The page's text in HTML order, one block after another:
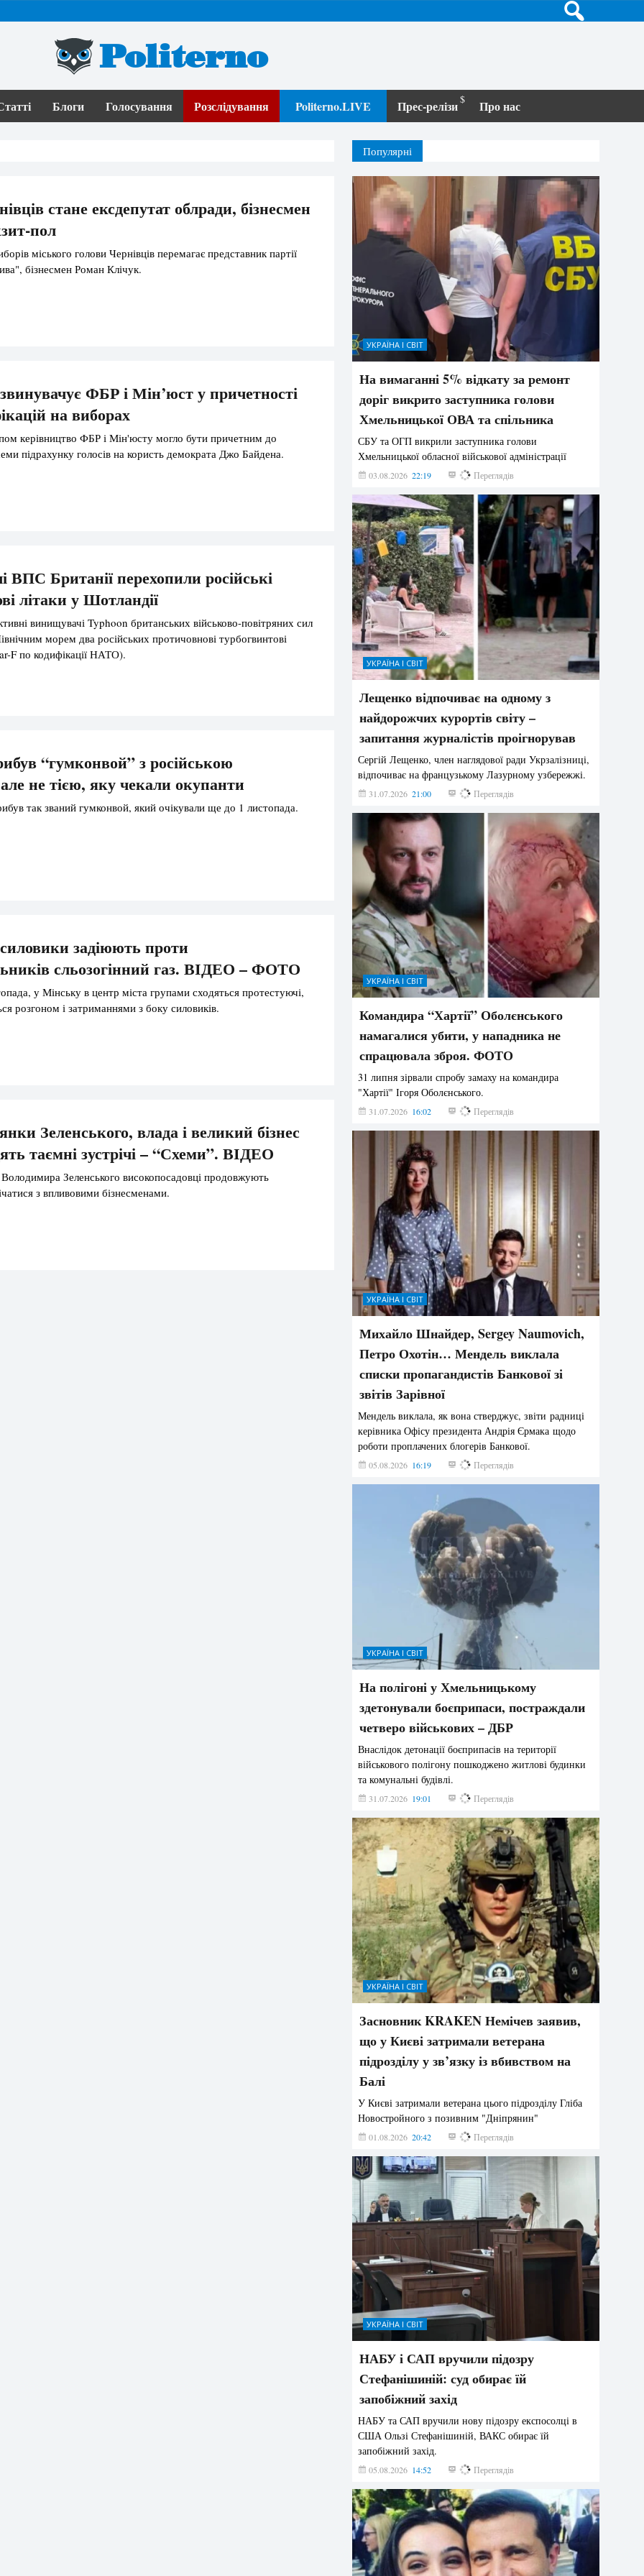
Politerno
Блоги Голосування Розслідування Politerno.LIVE Прес-релізи Про нас
стане ексдепутат облради, бізнесмен
пол
міського голови Чернівців перемагає представник партії
бізнесмен Роман Клічук.
ФБР і Мін’юст у причетності
на виборах
керівництво ФБР і Мін'юсту могло бути причетним до
підрахунку голосів на користь демократа Джо Байдена.
ВПС Британії перехопили російські
літаки у Шотландії
винищувачі Typhoon британських військово-повітряних сил
морем два російських протичовнові турбогвинтові
F по кодифікації НАТО).
“гумконвой” з російською
не тією, яку чекали окупанти
так званий гумконвой, який очікували ще до 1 листопада.
задіюють проти
сльозогінний газ. ВІДЕО – ФОТО
у Мінську в центр міста групами сходяться протестуючі,
розгоном і затриманнями з боку силовиків.
Зеленського, влада і великий бізнес
таємні зустрічі – “Схеми”. ВІДЕО
Зеленського високопосадовці продовжують
з впливовими бізнесменами.
Популярні
УКРАЇНА І СВІТ
На вимаганні 5% відкату за ремонт
доріг викрито заступника голови
Хмельницької ОВА та спільника
СБУ та ОГП викрили заступника голови
Хмельницької обласної військової адміністрації
03.08.2026 22:19 848 Переглядів
УКРАЇНА І СВІТ
Лещенко відпочиває на одному з
найдорожчих курортів світу –
запитання журналістів проігнорував
Сергій Лещенко, член наглядової ради Укрзалізниці,
відпочиває на французькому Лазурному узбережжі.
31.07.2026 21:00 211 Переглядів
УКРАЇНА І СВІТ
Командира “Хартії” Оболєнського
намагалися убити, у нападника не
спрацювала зброя. ФОТО
31 липня зірвали спробу замаху на командира
"Хартії" Ігоря Оболєнського.
31.07.2026 16:02 194 Переглядів
УКРАЇНА І СВІТ
Михайло Шнайдер, Sergey Naumovich,
Петро Охотін… Мендель виклала
списки пропагандистів Банкової зі
звітів Зарівної
Мендель виклала, як вона стверджує, звіти радниці
керівника Офісу президента Андрія Єрмака щодо
роботи проплачених блогерів Банкової.
05.08.2026 16:19 193 Переглядів
УКРАЇНА І СВІТ
На полігоні у Хмельницькому
здетонували боєприпаси, постраждали
четверо військових – ДБР
Внаслідок детонації боєприпасів на території
військового полігону пошкоджено житлові будинки
та комунальні будівлі.
31.07.2026 19:01 186 Переглядів
УКРАЇНА І СВІТ
Засновник KRAKEN Немічев заявив,
що у Києві затримали ветерана
підрозділу у зв’язку із вбивством на
Балі
У Києві затримали ветерана цього підрозділу Гліба
Новостройного з позивним "Дніпрянин"
01.08.2026 20:42 177 Переглядів
УКРАЇНА І СВІТ
НАБУ і САП вручили підозру
Стефанішиній: суд обирає їй
запобіжний захід
НАБУ та САП вручили нову підозру експосолці в
США Ользі Стефанішиній, ВАКС обирає їй
запобіжний захід.
05.08.2026 14:52 142 Переглядів